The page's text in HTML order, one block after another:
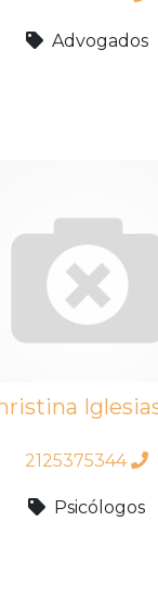
Advogados
2125375344
Psicólogos